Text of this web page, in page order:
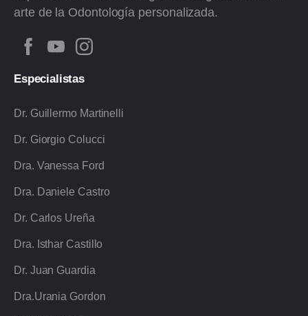
arte de la Odontología personalizada.
Especialistas
Dr. Guillermo Martinelli
Dr. Giorgio Colucci
Dra. Vanessa Ford
Dra. Daniele Castro
Dr. Carlos Ureña
Dra. Isthar Castillo
Dr. Juan Guardia
Dra.Urania Gordon